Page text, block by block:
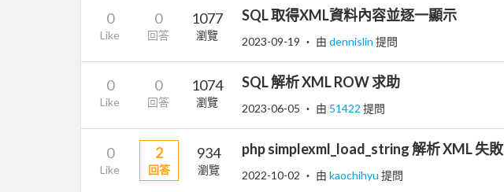
0
Like
0
回答
1077
瀏覽
SQL 取得XML資料內容並逐一顯示
2023-09-19 ‧ 由 dennislin 提問
0
Like
0
回答
1074
瀏覽
SQL 解析 XML ROW 求助
2023-06-05 ‧ 由 51422 提問
0
Like
2
回答
934
瀏覽
php simplexml_load_string 解析 XML 失敗
2022-10-02 ‧ 由 kaochihyu 提問